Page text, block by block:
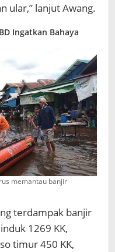
ular,” lanjut Awang.
Ingatkan Bahaya
memantau banjir
terdampak banjir
1269 KK,
timur 450 KK,